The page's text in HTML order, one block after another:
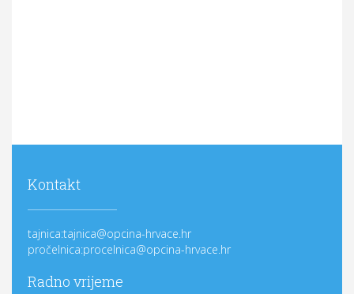
Kontakt
tajnica:tajnica@opcina-hrvace.hr
pročelnica:procelnica@opcina-hrvace.hr
Radno vrijeme